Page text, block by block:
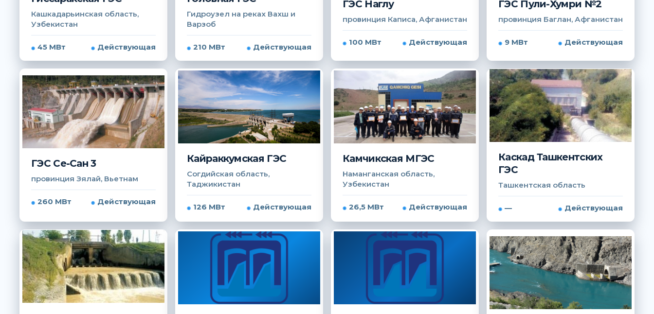
Кашкадарьинская область,
Узбекистан
45 МВт Действующая
Гидроузел на реках Вахш и
Варзоб
210 МВт Действующая
ГЭС Наглу
провинция Каписа, Афганистан
100 МВт Действующая
ГЭС Пули-Хумри №2
провинция Баглан, Афганистан
9 МВт Действующая
ГЭС Се-Сан 3
провинция Зялай, Вьетнам
260 МВт Действующая
Кайраккумская ГЭС
Согдийская область,
Таджикистан
126 МВт Действующая
Камчикская МГЭС
Наманганская область,
Узбекистан
26,5 МВт Действующая
Каскад Ташкентских
ГЭС
Ташкентская область
— Действующая